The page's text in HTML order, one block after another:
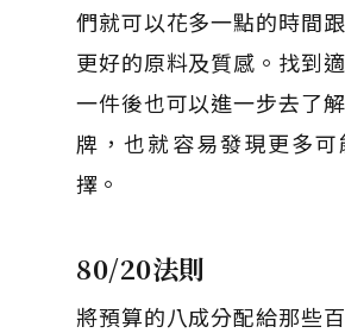
們就可以花多一點的時間
更好的原料及質感。找到
一件後也可以進一步去了
牌，也就容易發現更多
擇。
80/20法則
將預算的八成分配給那些